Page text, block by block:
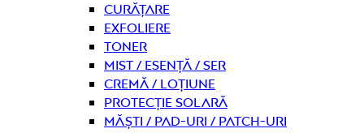
curățare
Exfoliere
Toner
Mist / Esență / Ser
Cremă / Loțiune
Protecție solară
Măști / Pad-uri / Patch-uri